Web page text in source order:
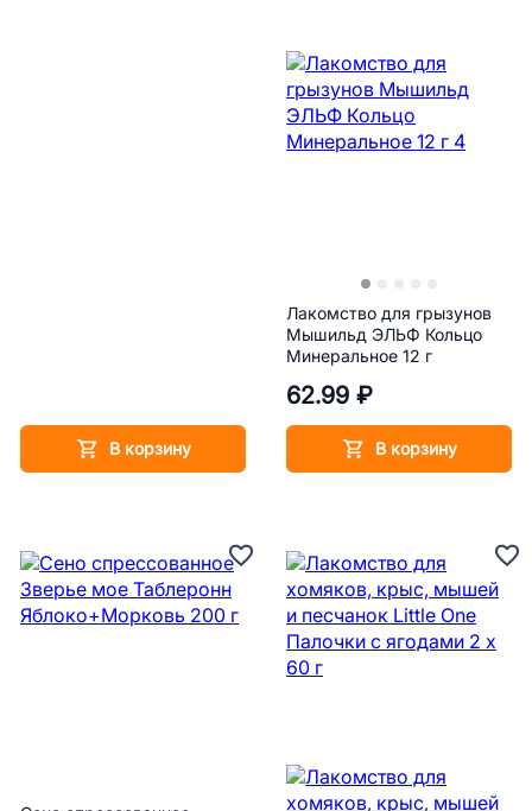
В корзину
Лакомство для грызунов
Мышильд ЭЛЬФ Кольцо
Минеральное 12 г
62.99 ₽
В корзину